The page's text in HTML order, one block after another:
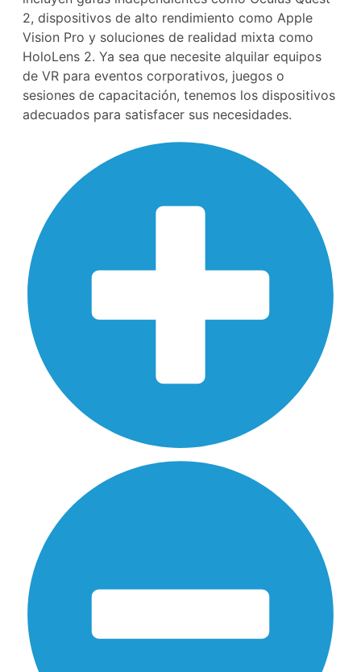
2, dispositivos de alto rendimiento como Apple
Vision Pro y soluciones de realidad mixta como
HoloLens 2. Ya sea que necesite alquilar equipos
de VR para eventos corporativos, juegos o
sesiones de capacitación, tenemos los dispositivos
adecuados para satisfacer sus necesidades.